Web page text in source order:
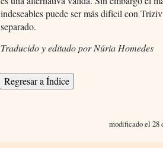
indeseables puede ser más difícil con
separado.
Traducido y editado por Núria Homedes
modificado el 28